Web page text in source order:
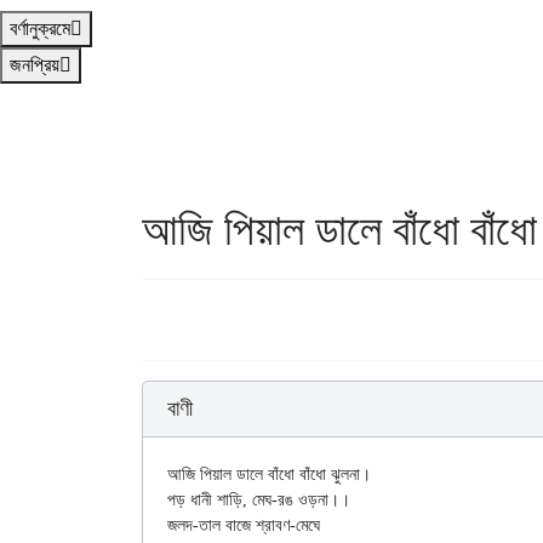
বর্ণানুক্রমে
জনপ্রিয়
আজি পিয়াল ডালে বাঁধো
বাণী
আজি পিয়াল ডালে বাঁধো বাঁধো ঝুলনা।
পড় ধানী শাড়ি, মেঘ-রঙ ওড়না।।
জলদ-তাল বাজে শ্রাবণ-মেঘে